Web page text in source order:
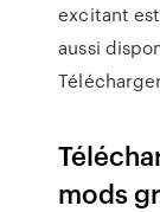
excitant
aussi
mods